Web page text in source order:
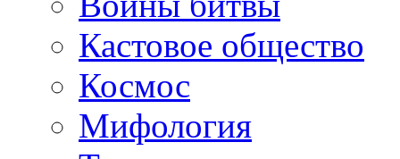
Кастовое общество
Космос
Мифология